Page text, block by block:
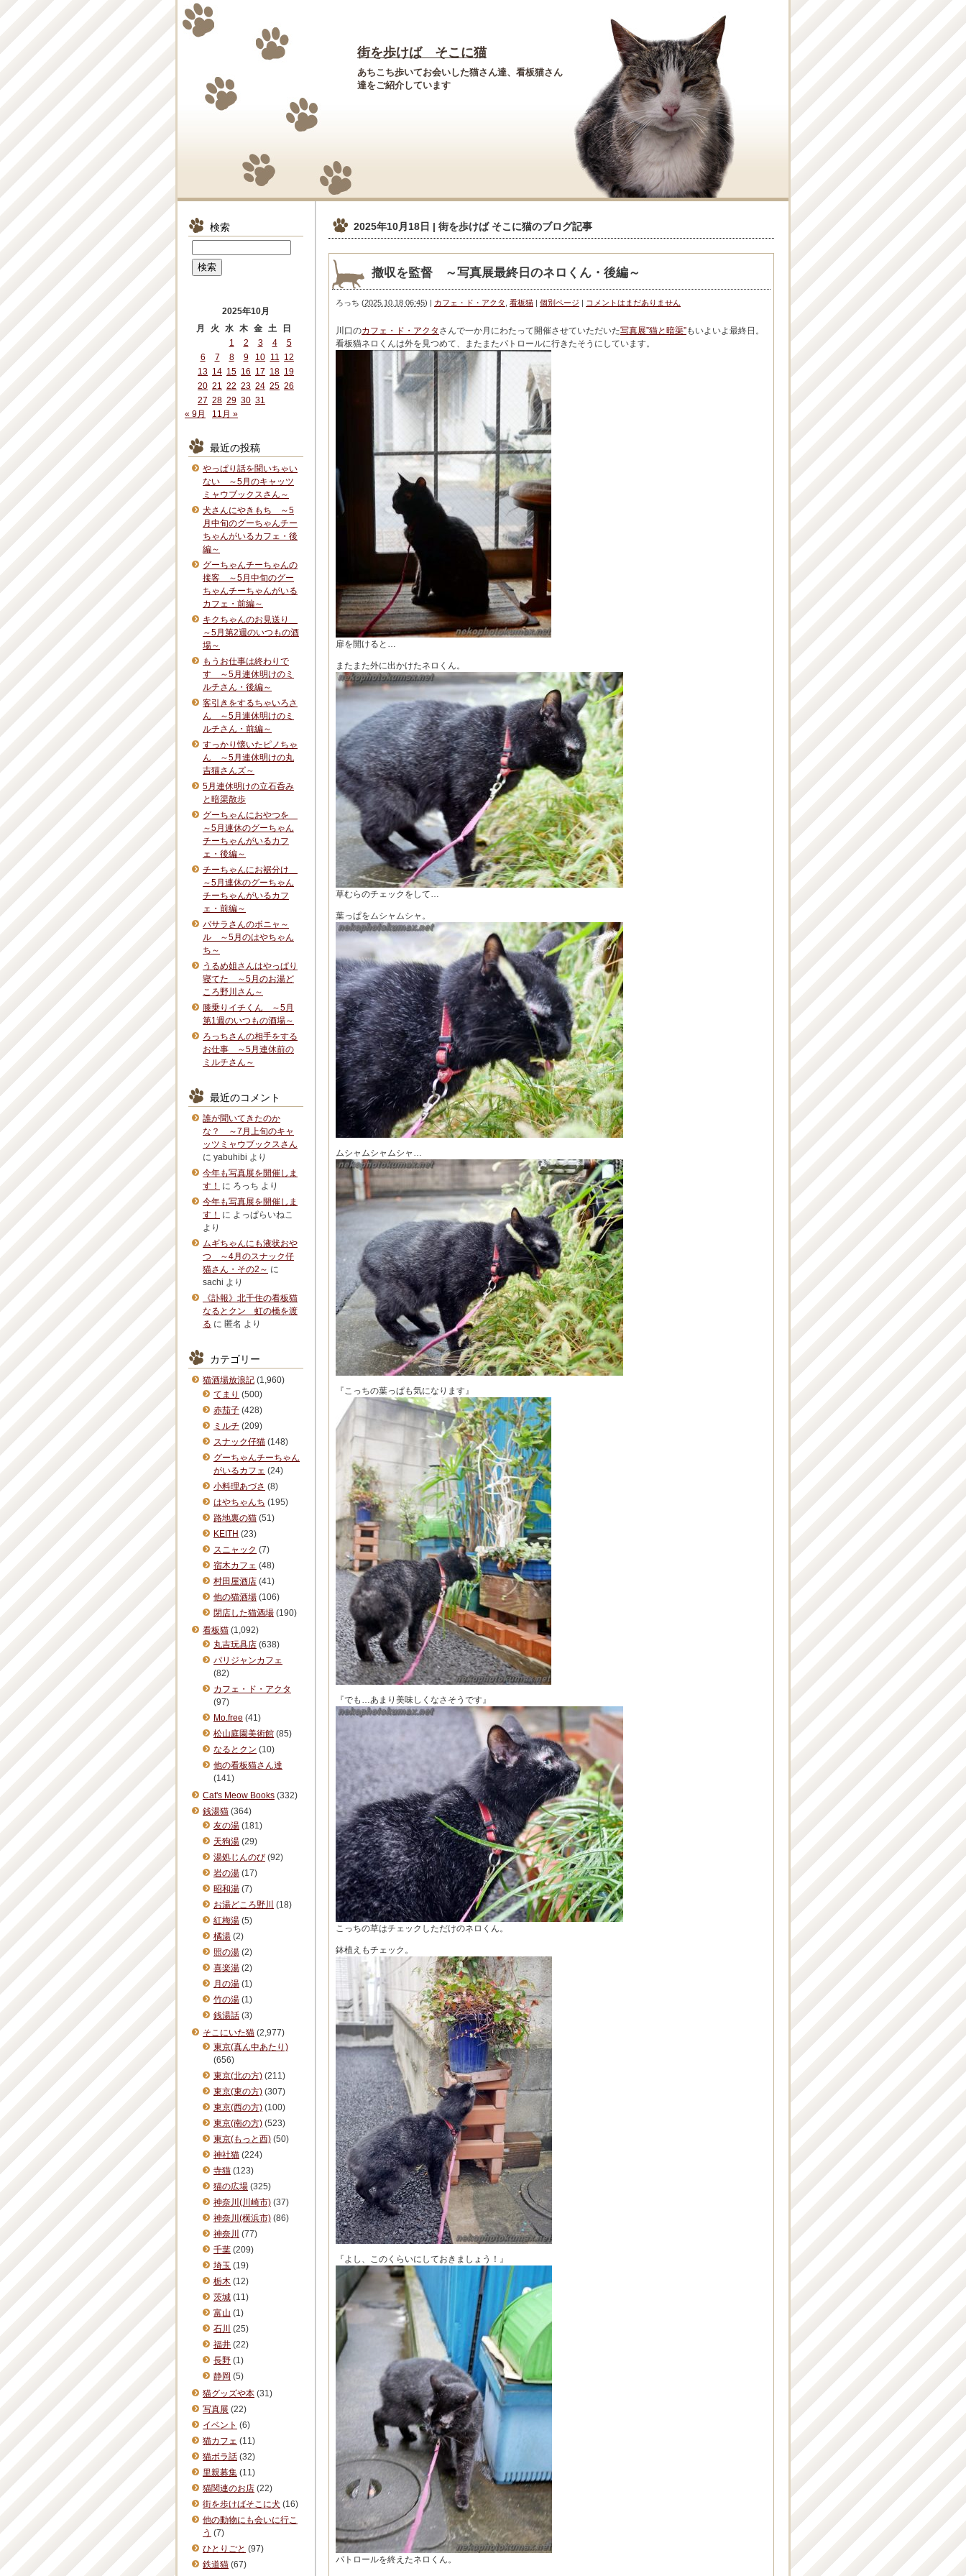
街を歩けば そこに猫
あちこち歩いてお会いした猫さん達、看板猫さん
達をご紹介しています
2025年10月18日 | 街を歩けば そこに猫のブログ記事
撤収を監督 ～写真展最終日のネロくん・後編～
ろっち (2025.10.18 06:45) | カフェ・ド・アクタ 看板猫 | 個別ページ | コメントはまだありません
川口のカフェ・ド・アクタ さんで一か月にわたって開催させていただいた写真展”猫と暗渠”もいよいよ最終日。
看板猫ネロくんは外を見つめて、またまたパトロールに行きたそうにしています。
扉を開けると…
またまた外に出かけたネロくん。
草むらのチェックをして…
葉っぱをムシャムシャ。
ムシャムシャムシャ…
『こっちの葉っぱも気になります』
『でも…あまり美味しくなさそうです』
こっちの草はチェックしただけのネロくん。
鉢植えもチェック。
『よし、このくらいにしておきましょう！』
パトロールを終えたネロくん。
検索
2025年10月
月
火 水 木 金 土
日
1
2 3 4
5
6
7 8 9 10 11 12
13 14 15 16 17 18 19
20 21 22 23 24 25 26
27 28 29 30 31
« 9月
11月 »
最近の投稿
やっぱり話を聞いちゃい
ない ～5月のキャッツ
ミャウブックスさん～
犬さんにやきもち ～5
月中旬のグーちゃんチー
ちゃんがいるカフェ・後
編～
グーちゃんチーちゃんの
接客 ～5月中旬のグー
ちゃんチーちゃんがいる
カフェ・前編～
キクちゃんのお見送り
～5月第2週のいつもの酒
場～
もうお仕事は終わりで
す ～5月連休明けのミ
ルチさん・後編～
客引きをするちゃいろさ
ん ～5月連休明けのミ
ルチさん・前編～
すっかり懐いたピノちゃ
ん ～5月連休明けの丸
吉猫さんズ～
5月連休明けの立石呑み
と暗渠散歩
グーちゃんにおやつを
～5月連休のグーちゃん
チーちゃんがいるカフ
ェ・後編～
チーちゃんにお裾分け
～5月連休のグーちゃん
チーちゃんがいるカフ
ェ・前編～
バサラさんのボニャ～
ル ～5月のはやちゃん
ち～
うるめ姐さんはやっぱり
寝てた ～5月のお湯ど
ころ野川さん～
膝乗りイチくん ～5月
第1週のいつもの酒場～
ろっちさんの相手をする
お仕事 ～5月連休前の
ミルチさん～
最近のコメント
誰が聞いてきたのか
な？ ～7月上旬のキャ
ッツミャウブックスさん
に yabuhibi より
今年も写真展を開催しま
す！
に ろっち より
今年も写真展を開催しま
す！
に よっぱらいねこ
より
ムギちゃんにも液状おや
つ ～4月のスナック仔
猫さん・その2～ に
sachi より
《訃報》北千住の看板猫
なるとクン 虹の橋を渡
る に 匿名 より
カテゴリー
猫酒場放浪記 (1,960)
てまり (500)
赤茄子 (428)
ミルチ (209)
スナック仔猫 (148)
グーちゃんチーちゃん
がいるカフェ (24)
小料理あづさ (8)
はやちゃんち (195)
路地裏の猫 (51)
KEITH (23)
スニャック (7)
宿木カフェ (48)
村田屋酒店 (41)
他の猫酒場 (106)
閉店した猫酒場 (190)
看板猫 (1,092)
丸吉玩具店 (638)
パリジャンカフェ
(82)
カフェ・ド・アクタ
(97)
Mo.free (41)
松山庭園美術館 (85)
なるとクン (10)
他の看板猫さん達
(141)
Cat's Meow Books (332)
銭湯猫 (364)
友の湯 (181)
天狗湯 (29)
湯処じんのび (92)
岩の湯 (17)
昭和湯 (7)
お湯どころ野川 (18)
紅梅湯 (5)
橘湯 (2)
照の湯 (2)
喜楽湯 (2)
月の湯 (1)
竹の湯 (1)
銭湯話 (3)
そこにいた猫 (2,977)
東京(真ん中あたり)
(656)
東京(北の方) (211)
東京(東の方) (307)
東京(西の方) (100)
東京(南の方) (523)
東京(もっと西) (50)
神社猫 (224)
寺猫 (123)
猫の広場 (325)
神奈川(川崎市) (37)
神奈川(横浜市) (86)
神奈川 (77)
千葉 (209)
埼玉 (19)
栃木 (12)
茨城 (11)
富山 (1)
石川 (25)
福井 (22)
長野 (1)
静岡 (5)
猫グッズや本 (31)
写真展 (22)
イベント (6)
猫カフェ (11)
猫ボラ話 (32)
里親募集 (11)
猫関連のお店 (22)
街を歩けばそこに犬 (16)
他の動物にも会いに行こ
う (7)
ひとりごと (97)
鉄道猫 (67)